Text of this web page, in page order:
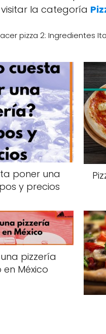
la categoría
pizza 2: Ingredientes
poner una
y precios
pizzería
México